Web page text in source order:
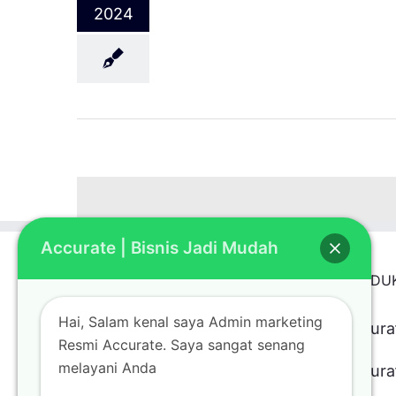
2024
TENTANG
Kami Kantor Resmi Penjualan
Software Accurate Terpercaya
dengan Pelayanan Terbaik
Accurate | Bisnis Jadi Mudah
Hai, Salam kenal saya Admin marketing
Resmi Accurate. Saya sangat senang
melayani Anda